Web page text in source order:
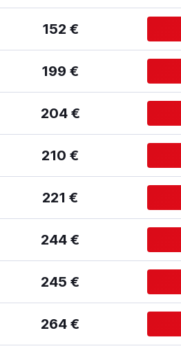
152 €
199 €
204 €
210 €
221 €
244 €
245 €
264 €